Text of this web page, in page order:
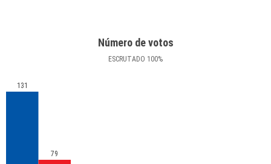
Número de votos
ESCRUTADO 100%
131
79